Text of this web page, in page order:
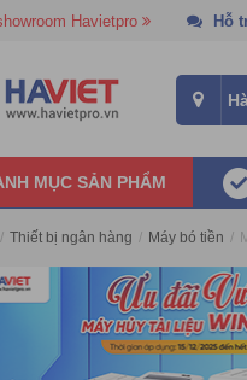
Havietpro Hỗ
MỤC SẢN PHẨM
/ Thiết bị ngân hàng / Máy bó tiền /